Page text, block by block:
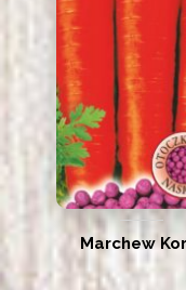
Marchew